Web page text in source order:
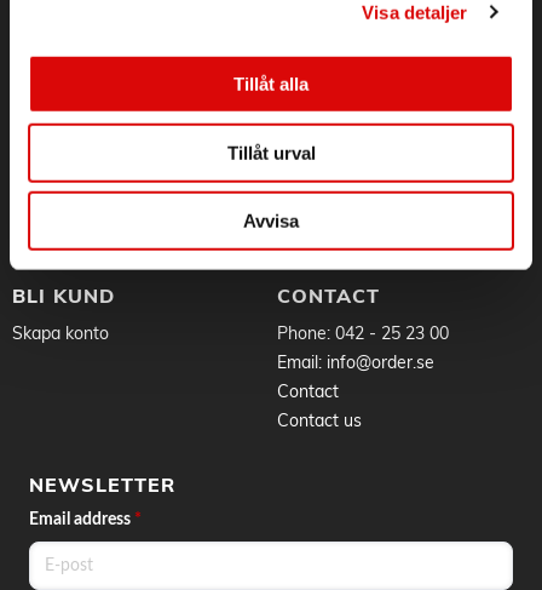
Visa detaljer
Tillåt alla
Tillåt urval
Avvisa
Third-party logistics
Sustainability
Work at Order
Brands
Terms and Conditions
FAQ
Service & Support
Application for RMA
Goods & delivery
BLI KUND
Skapa konto
CONTACT
Phone: 042 - 25 23 00
Email: info@order.se
Contact
Contact us
NEWSLETTER
Email address *